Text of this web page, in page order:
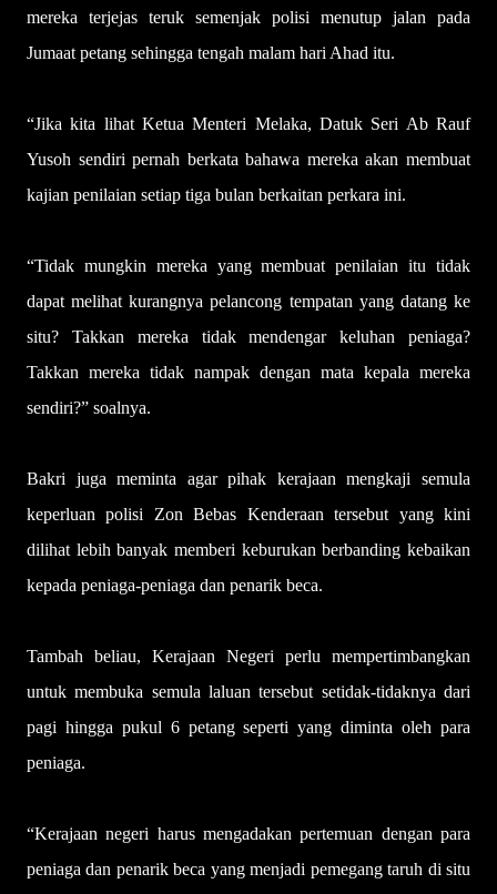
mereka terjejas teruk semenjak polisi menutup jalan pada
Jumaat petang sehingga tengah malam hari Ahad itu.
“Jika kita lihat Ketua Menteri Melaka, Datuk Seri Ab Rauf
Yusoh sendiri pernah berkata bahawa mereka akan membuat
kajian penilaian setiap tiga bulan berkaitan perkara ini.
“Tidak mungkin mereka yang membuat penilaian itu tidak
dapat melihat kurangnya pelancong tempatan yang datang ke
situ? Takkan mereka tidak mendengar keluhan peniaga?
Takkan mereka tidak nampak dengan mata kepala mereka
sendiri?” soalnya.
Bakri juga meminta agar pihak kerajaan mengkaji semula
keperluan polisi Zon Bebas Kenderaan tersebut yang kini
dilihat lebih banyak memberi keburukan berbanding kebaikan
kepada peniaga-peniaga dan penarik beca.
Tambah beliau, Kerajaan Negeri perlu mempertimbangkan
untuk membuka semula laluan tersebut setidak-tidaknya dari
pagi hingga pukul 6 petang seperti yang diminta oleh para
peniaga.
“Kerajaan negeri harus mengadakan pertemuan dengan para
peniaga dan penarik beca yang menjadi pemegang taruh di situ